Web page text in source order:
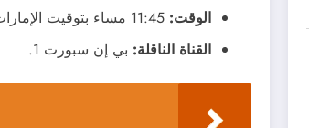
الوقت: 11:45 مساء بتوقيت الإمارات، 9:45 مساء بتوقيت مصر، 10:45 مساء بتوقيت السعودية.
القناة الناقلة: بي إن سبورت 1.